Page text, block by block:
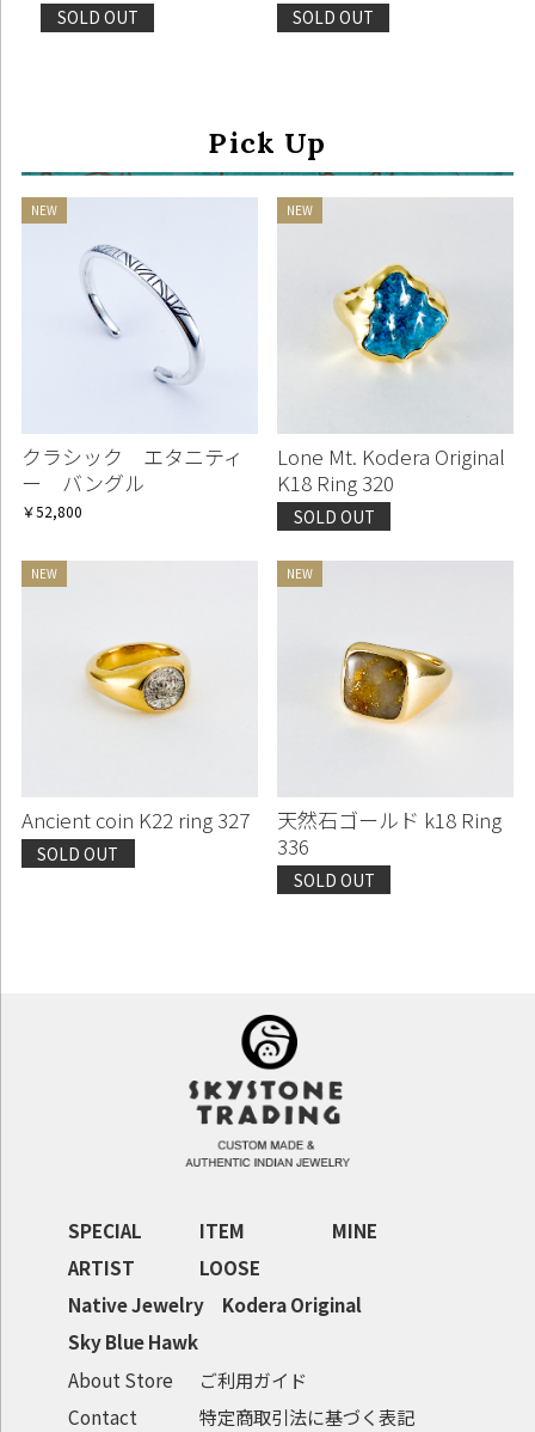
SOLD OUT SOLD OUT
Pick Up
クラシック エタニティ
ー バングル
￥52,800
Lone Mt. Kodera Original
K18 Ring 320
SOLD OUT
Ancient coin K22 ring 327
SOLD OUT
天然石ゴールド k18 Ring
336
SOLD OUT
SPECIAL ITEM
MINE
ARTIST
LOOSE
Native Jewelry
Kodera Original
Sky Blue Hawk
About Store
ご利用ガイド
Contact
特定商取引法に基づく表記